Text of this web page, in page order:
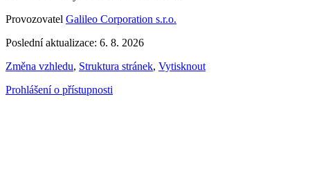
Provozovatel Galileo Corporation s.r.o.
Poslední aktualizace: 6. 8. 2026
Změna vzhledu, Struktura stránek, Vytisknout
Prohlášení o přístupnosti